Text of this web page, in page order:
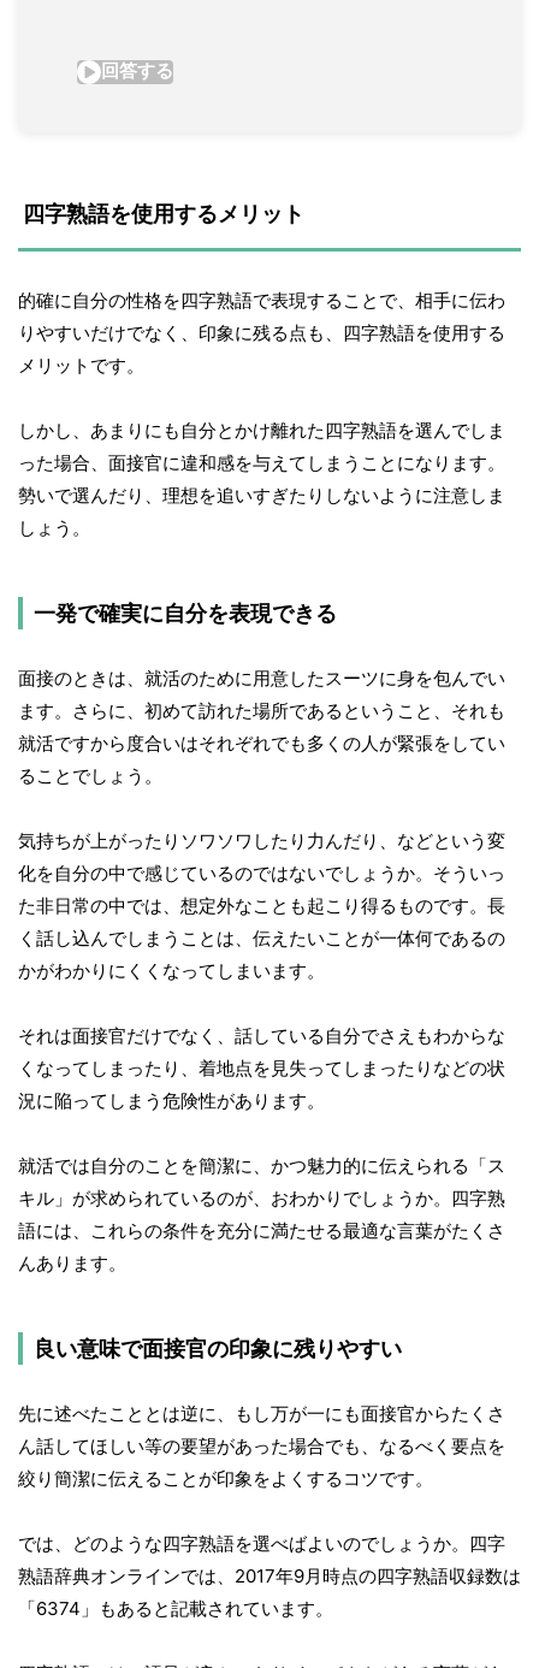
四字熟語を使用するメリット
的確に自分の性格を四字熟語で表現することで、相手に伝わ
りやすいだけでなく、印象に残る点も、四字熟語を使用する
メリットです。
しかし、あまりにも自分とかけ離れた四字熟語を選んでしま
った場合、面接官に違和感を与えてしまうことになります。
勢いで選んだり、理想を追いすぎたりしないように注意しま
しょう。
一発で確実に自分を表現できる
面接のときは、就活のために用意したスーツに身を包んでい
ます。さらに、初めて訪れた場所であるということ、それも
就活ですから度合いはそれぞれでも多くの人が緊張をしてい
ることでしょう。
気持ちが上がったりソワソワしたり力んだり、などという変
化を自分の中で感じているのではないでしょうか。そういっ
た非日常の中では、想定外なことも起こり得るものです。長
く話し込んでしまうことは、伝えたいことが一体何であるの
かがわかりにくくなってしまいます。
それは面接官だけでなく、話している自分でさえもわからな
くなってしまったり、着地点を見失ってしまったりなどの状
況に陥ってしまう危険性があります。
就活では自分のことを簡潔に、かつ魅力的に伝えられる「ス
キル」が求められているのが、おわかりでしょうか。四字熟
語には、これらの条件を充分に満たせる最適な言葉がたくさ
んあります。
良い意味で面接官の印象に残りやすい
先に述べたこととは逆に、もし万が一にも面接官からたくさ
ん話してほしい等の要望があった場合でも、なるべく要点を
絞り簡潔に伝えることが印象をよくするコツです。
では、どのような四字熟語を選べばよいのでしょうか。四字
熟語辞典オンラインでは、2017年9月時点の四字熟語収録数は
「6374」もあると記載されています。